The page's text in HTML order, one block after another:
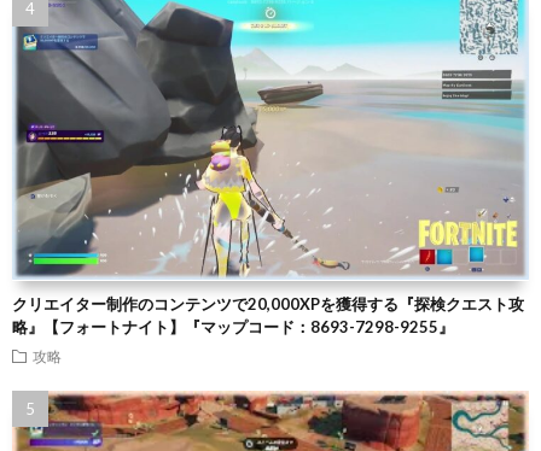
クリエイター制作のコンテンツで20,000XPを獲得する『探検クエスト攻
略』【フォートナイト】『マップコード：8693-7298-9255』
攻略